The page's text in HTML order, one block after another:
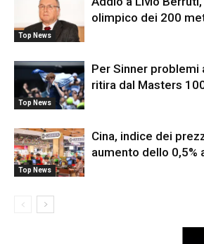
Top News
olimpico dei 200
Top News
Per Sinner problemi
ritira dal Masters
Top News
Cina, indice dei
aumento dello 0,5%